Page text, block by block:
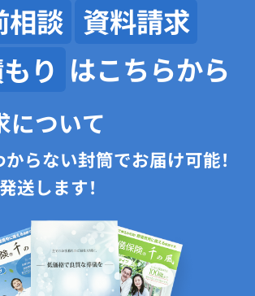
相談 資料請求
り はこちらから
について
らない封筒でお届け可能！
送します！